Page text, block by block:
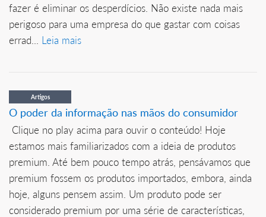
fazer é eliminar os desperdícios. Não existe nada mais
perigoso para uma empresa do que gastar com coisas
errad... Leia mais
Artigos
O poder da informação nas mãos do consumidor
Clique no play acima para ouvir o conteúdo! Hoje
estamos mais familiarizados com a ideia de produtos
premium. Até bem pouco tempo atrás, pensávamos que
premium fossem os produtos importados, embora, ainda
hoje, alguns pensem assim. Um produto pode ser
considerado premium por uma série de características,